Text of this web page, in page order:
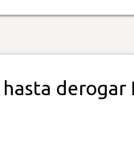
derogar